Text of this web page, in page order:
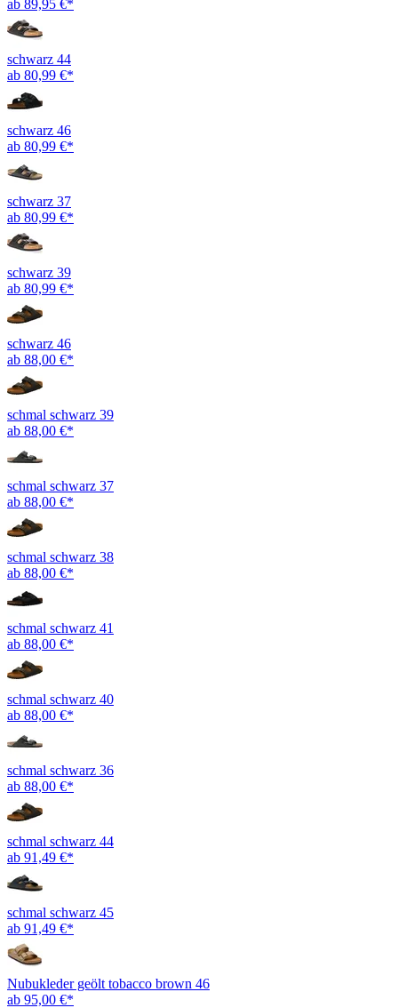
ab 89,95 €*
schwarz 44
ab 80,99 €*
schwarz 46
ab 80,99 €*
schwarz 37
ab 80,99 €*
schwarz 39
ab 80,99 €*
schwarz 46
ab 88,00 €*
schmal schwarz 39
ab 88,00 €*
schmal schwarz 37
ab 88,00 €*
schmal schwarz 38
ab 88,00 €*
schmal schwarz 41
ab 88,00 €*
schmal schwarz 40
ab 88,00 €*
schmal schwarz 36
ab 88,00 €*
schmal schwarz 44
ab 91,49 €*
schmal schwarz 45
ab 91,49 €*
Nubukleder geölt tobacco brown 46
ab 95,00 €*